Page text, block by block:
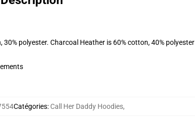
polyester. Charcoal Heather is 60% cotton, 40% polyester
Catégories: Call Her Daddy Hoodies,